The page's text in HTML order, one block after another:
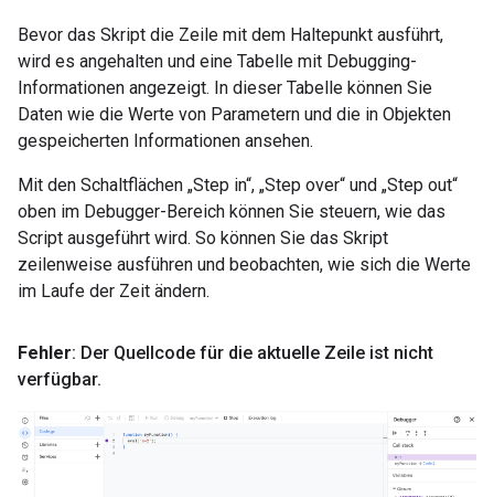
Bevor das Skript die Zeile mit dem Haltepunkt ausführt,
wird es angehalten und eine Tabelle mit Debugging-
Informationen angezeigt. In dieser Tabelle können Sie
Daten wie die Werte von Parametern und die in Objekten
gespeicherten Informationen ansehen.
Mit den Schaltflächen „Step in“, „Step over“ und „Step out“
oben im Debugger-Bereich können Sie steuern, wie das
Script ausgeführt wird. So können Sie das Skript
zeilenweise ausführen und beobachten, wie sich die Werte
im Laufe der Zeit ändern.
Fehler: Der Quellcode für die aktuelle Zeile ist nicht
verfügbar.